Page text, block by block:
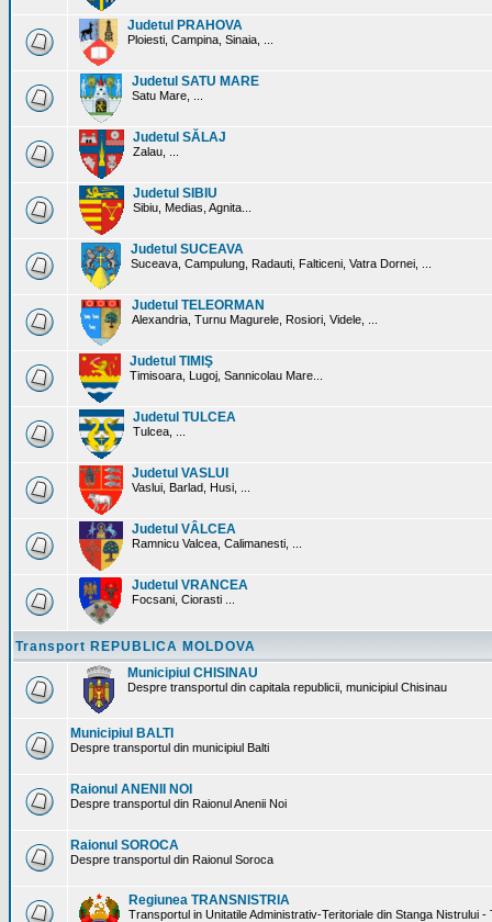
Judetul PRAHOVA
Ploiesti, Campina, Sinaia, ...
Judetul SATU MARE
Satu Mare, ...
Judetul SĂLAJ
Zalau, ...
Judetul SIBIU
Sibiu, Medias, Agnita...
Judetul SUCEAVA
Suceava, Campulung, Radauti, Falticeni, Vatra Dornei, ...
Judetul TELEORMAN
Alexandria, Turnu Magurele, Rosiori, Videle, ...
Judetul TIMIŞ
Timisoara, Lugoj, Sannicolau Mare...
Judetul TULCEA
Tulcea, ...
Judetul VASLUI
Vaslui, Barlad, Husi, ...
Judetul VÂLCEA
Ramnicu Valcea, Calimanesti, ...
Judetul VRANCEA
Focsani, Ciorasti ...
Transport REPUBLICA MOLDOVA
Municipiul CHISINAU
Despre transportul din capitala republicii, municipiul Chisinau
Municipiul BALTI
Despre transportul din municipiul Balti
Raionul ANENII NOI
Despre transportul din Raionul Anenii Noi
Raionul SOROCA
Despre transportul din Raionul Soroca
Regiunea TRANSNISTRIA
Transportul in Unitatile Administrativ-Teritoriale din Stanga Nistrului -